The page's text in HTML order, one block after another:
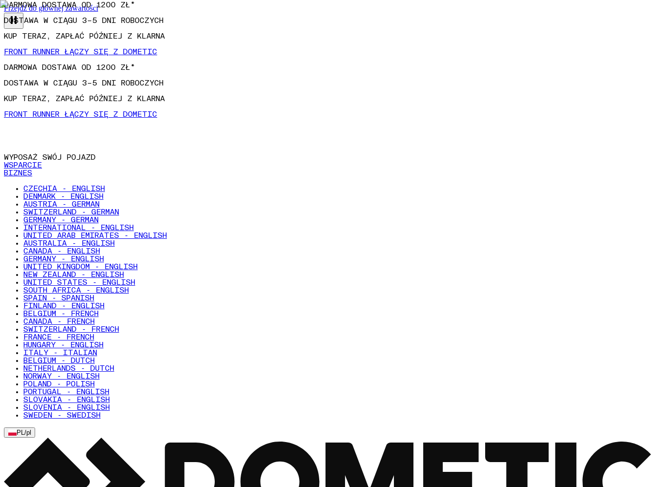
Przejdź do głównej zawartości
DOSTAWA W CIĄGU 3–5 DNI ROBOCZYCH
KUP TERAZ, ZAPŁAĆ PÓŹNIEJ Z KLARNA
FRONT RUNNER ŁĄCZY SIĘ Z DOMETIC
DARMOWA DOSTAWA OD 1200 ZŁ*
DOSTAWA W CIĄGU 3–5 DNI ROBOCZYCH
KUP TERAZ, ZAPŁAĆ PÓŹNIEJ Z KLARNA
FRONT RUNNER ŁĄCZY SIĘ Z DOMETIC
WYPOSAŻ SWÓJ POJAZD
WSPARCIE
BIZNES
CZECHIA - ENGLISH
DENMARK - ENGLISH
AUSTRIA - GERMAN
SWITZERLAND - GERMAN
GERMANY - GERMAN
INTERNATIONAL - ENGLISH
UNITED ARAB EMIRATES - ENGLISH
AUSTRALIA - ENGLISH
CANADA - ENGLISH
GERMANY - ENGLISH
UNITED KINGDOM - ENGLISH
NEW ZEALAND - ENGLISH
UNITED STATES - ENGLISH
SOUTH AFRICA - ENGLISH
SPAIN - SPANISH
FINLAND - ENGLISH
BELGIUM - FRENCH
CANADA - FRENCH
SWITZERLAND - FRENCH
FRANCE - FRENCH
HUNGARY - ENGLISH
ITALY - ITALIAN
BELGIUM - DUTCH
NETHERLANDS - DUTCH
NORWAY - ENGLISH
POLAND - POLISH
PORTUGAL - ENGLISH
SLOVAKIA - ENGLISH
SLOVENIA - ENGLISH
SWEDEN - SWEDISH
PL/pl